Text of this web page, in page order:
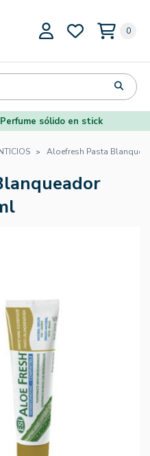
0
sólido en stick
Aloefresh Pasta